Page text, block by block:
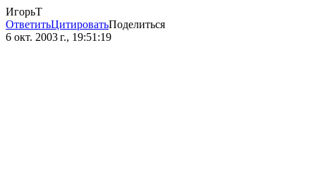
ИгорьТ
ОтветитьЦитироватьПоделиться
6 окт. 2003 г., 19:51:19